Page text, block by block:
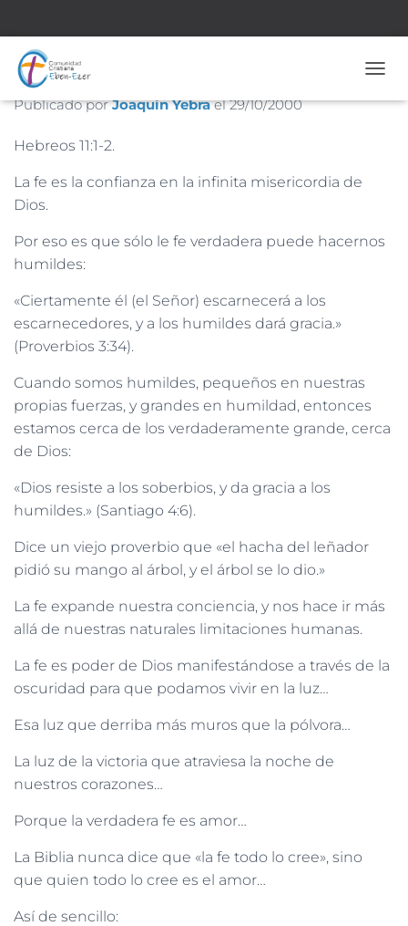
La fe que obra por el amor
Publicado porJoaquín Yebrael29/10/2000
Hebreos 11:1-2.
La fe es la confianza en la infinita misericordia de
Dios.
Por eso es que sólo le fe verdadera puede hacernos
humildes:
«Ciertamente él (el Señor) escarnecerá a los
escarnecedores, y a los humildes dará gracia.»
(Proverbios 3:34).
Cuando somos humildes, pequeños en nuestras
propias fuerzas, y grandes en humildad, entonces
estamos cerca de los verdaderamente grande, cerca
de Dios:
«Dios resiste a los soberbios, y da gracia a los
humildes.» (Santiago 4:6).
Dice un viejo proverbio que «el hacha del leñador
pidió su mango al árbol, y el árbol se lo dio.»
La fe expande nuestra conciencia, y nos hace ir más
allá de nuestras naturales limitaciones humanas.
La fe es poder de Dios manifestándose a través de la
oscuridad para que podamos vivir en la luz…
Esa luz que derriba más muros que la pólvora…
La luz de la victoria que atraviesa la noche de
nuestros corazones…
Porque la verdadera fe es amor…
La Biblia nunca dice que «la fe todo lo cree», sino
que quien todo lo cree es el amor…
Así de sencillo: